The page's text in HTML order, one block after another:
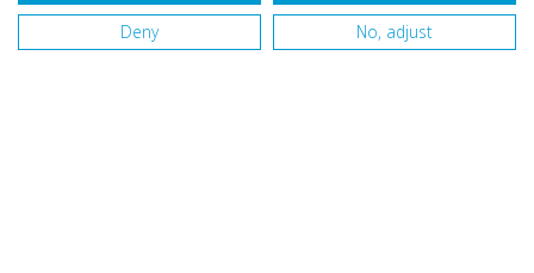
op basis van453beoordelingen.
Deny
No, adjust